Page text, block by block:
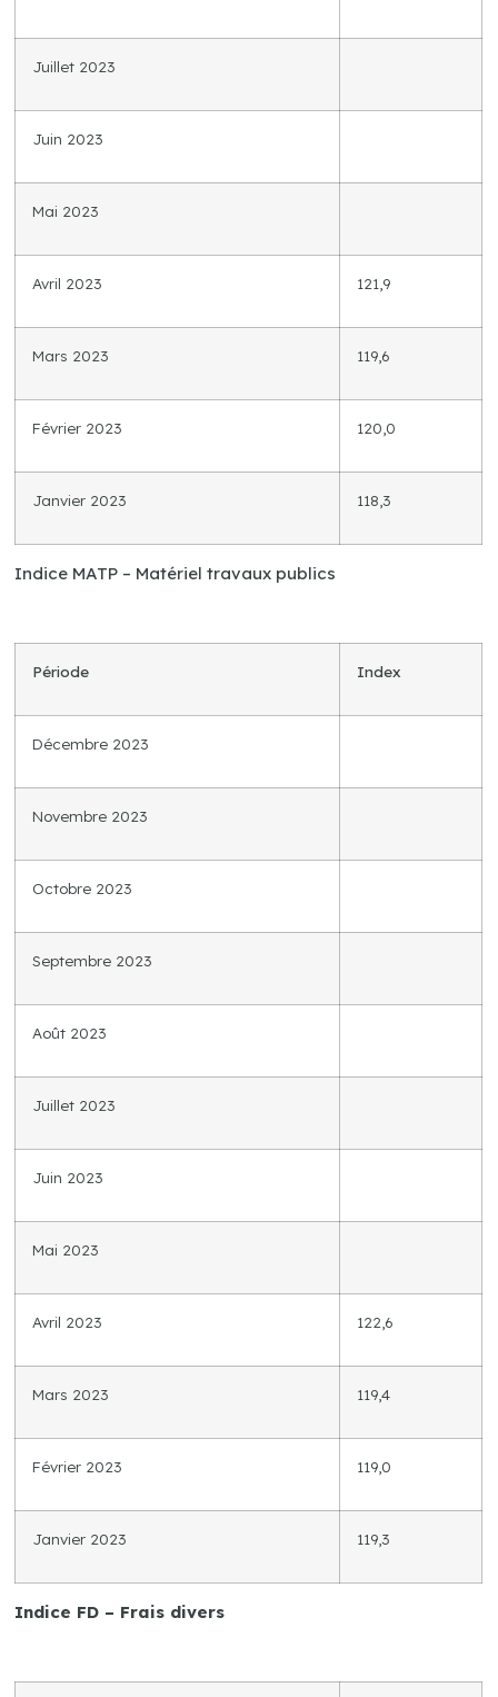
Juillet 2023
Juin 2023
Mai 2023
Avril 2023 121,9
Mars 2023 119,6
Février 2023 120,0
Janvier 2023 118,3
Indice MATP – Matériel travaux publics
Période Index
Décembre 2023
Novembre 2023
Octobre 2023
Septembre 2023
Août 2023
Juillet 2023
Juin 2023
Mai 2023
Avril 2023 122,6
Mars 2023 119,4
Février 2023 119,0
Janvier 2023 119,3
Indice FD – Frais divers